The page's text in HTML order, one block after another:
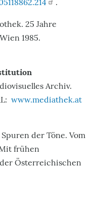
.
25 Jahre
1985.
Archiv.
www.mediathek.at
der Töne. Vom
frühen
Österreichischen